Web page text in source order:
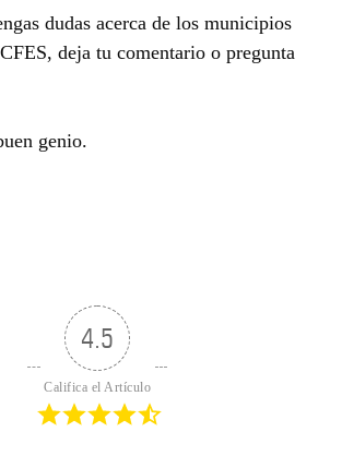
dudas acerca de los municipios
deja tu comentario o pregunta
genio.
4.5
Califica el Artículo